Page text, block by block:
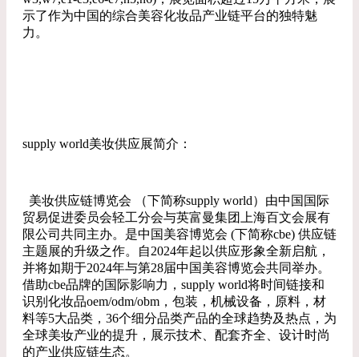
示了作为中国的综合美容化妆品产业链平台的独特魅
力。
supply world美妆供应展简介：
美妆供应链博览会 （下简称supply world）由中国国际
贸易促进委员会轻工分会与英富曼集团上海百文会展有
限公司共同主办。是中国美容博览会 (下简称cbe) 供应链
主题展的升级之作。自2024年起以供应形象全新启航，
并将如期于2024年与第28届中国美容博览会共同举办。
借助cbe品牌的国际影响力，supply world将时间链接和
识别化妆品oem/odm/obm，包装，机械设备，原料，材
料等5大品类，36个细分品类产品的全球趋势及热点，为
全球美妆产业的提升，展示技术、配套齐全、设计时尚
的产业供应链生态。